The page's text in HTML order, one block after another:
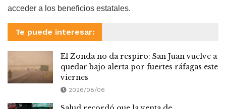
acceder a los beneficios estatales.
Te puede interesar:
El Zonda no da respiro: San Juan vuelve a
quedar bajo alerta por fuertes ráfagas este
viernes
2026/08/06